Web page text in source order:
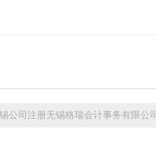
公司注册无锡格瑞会计事务有限公司